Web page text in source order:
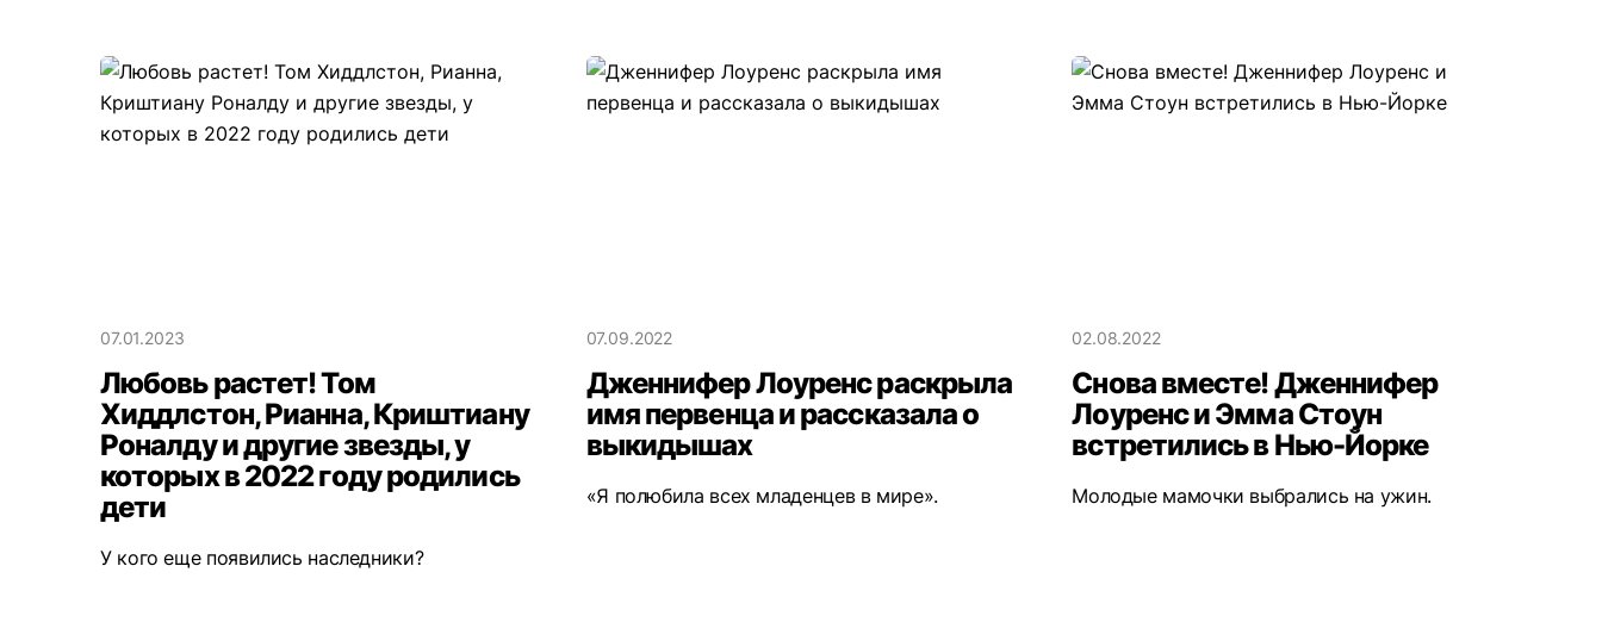
07.01.2023
Любовь растет! Том
Хиддлстон, Рианна, Криштиану
Роналду и другие звезды, у
которых в 2022 году родились
дети
У кого еще появились наследники?
07.09.2022
Дженнифер Лоуренс раскрыла
имя первенца и рассказала о
выкидышах
«Я полюбила всех младенцев в мире».
02.08.2022
Снова вместе! Дженнифер
Лоуренс и Эмма Стоун
встретились в Нью-Йорке
Молодые мамочки выбрались на ужин.